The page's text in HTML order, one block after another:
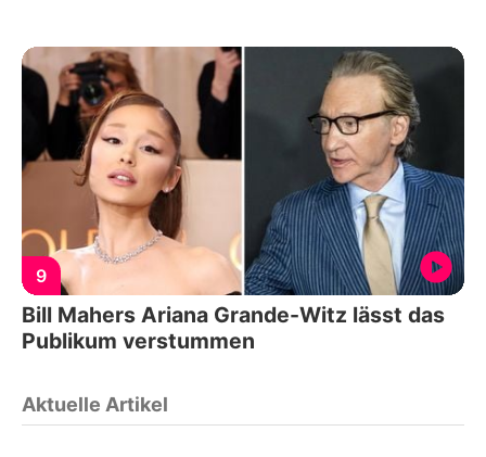
9
Bill Mahers Ariana Grande-Witz lässt das
Publikum verstummen
Aktuelle Artikel